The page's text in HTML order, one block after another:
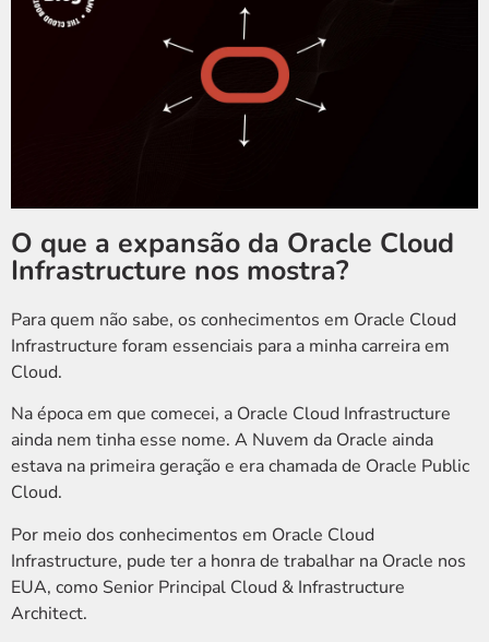
O que a expansão da Oracle Cloud
Infrastructure nos mostra?
Para quem não sabe, os conhecimentos em Oracle Cloud
Infrastructure foram essenciais para a minha carreira em
Cloud.
Na época em que comecei, a Oracle Cloud Infrastructure
ainda nem tinha esse nome. A Nuvem da Oracle ainda
estava na primeira geração e era chamada de Oracle Public
Cloud.
Por meio dos conhecimentos em Oracle Cloud
Infrastructure, pude ter a honra de trabalhar na Oracle nos
EUA, como Senior Principal Cloud & Infrastructure
Architect.